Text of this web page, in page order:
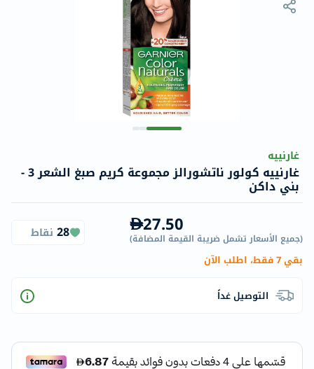
غارنييه
غارنييه كولور ناتشورالز مجموعة كريم صبغ الشعر 3 -
بني داكن
27.50 (جميع الأسعار تشمل ضريبة القيمة المضافة)
28 نقاط
بقي 7 فقط، اطلب الآن
التوصيل غداً